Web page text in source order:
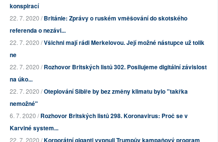
konspirací
22. 7. 2020 /Británie: Zprávy o ruském vměšování do skotského
referenda o nezávi...
22. 7. 2020 /Všichni mají rádi Merkelovou. Její možné nástupce už tolik
ne
22. 7. 2020 /Rozhovor Britských listů 302. Posilujeme digitální závislost
na úko...
22. 7. 2020 /Oteplování Sibiře by bez změny klimatu bylo "takřka
nemožné"
6. 7. 2020 /Rozhovor Britských listů 298. Koronavirus: Proč se v
Karviné system...
22. 7. 2020 /Korporátní giganti vypnuli Trumpův kampaňový program